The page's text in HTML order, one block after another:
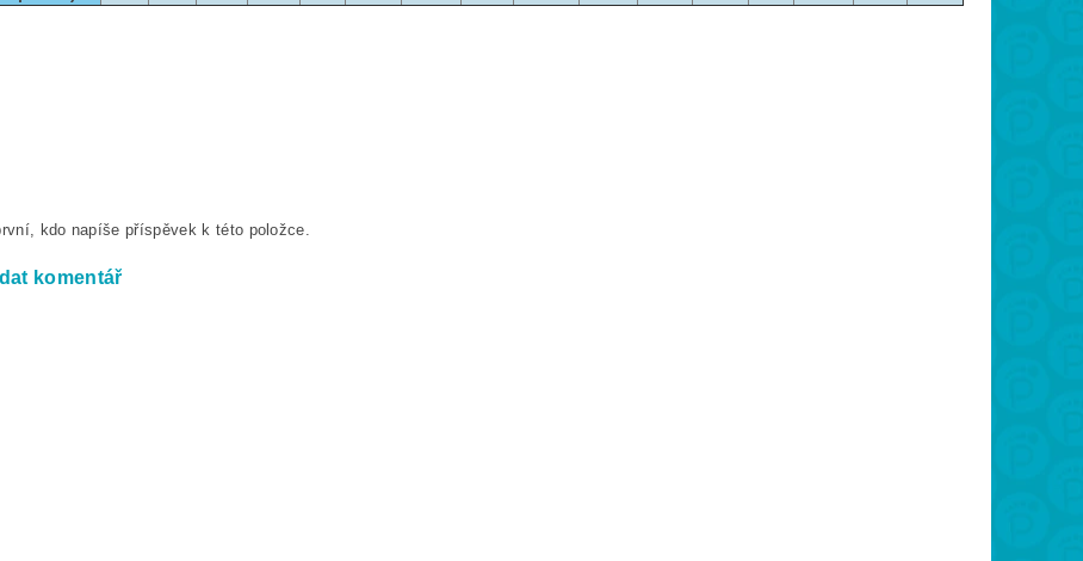
kdo napíše příspěvek k této položce.
komentář